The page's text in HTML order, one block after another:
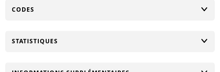
CHANGER
CODES
CHANGER
STATISTIQUES